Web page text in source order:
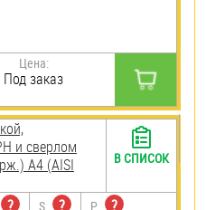
Цена:
Под заказ
и сверлом
A4 (AISI
?
S
?
P
?
В СПИСОК